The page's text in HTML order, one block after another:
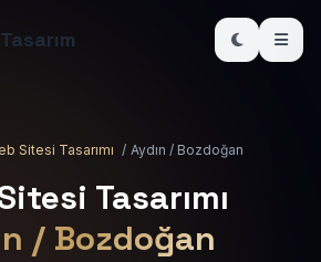
Sitesi Tasarımı / Aydın / Bozdoğan
Tasarımı
/ Bozdoğan